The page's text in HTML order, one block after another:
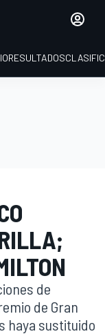
RESULTADOS
de
de Gran
haya sustituido